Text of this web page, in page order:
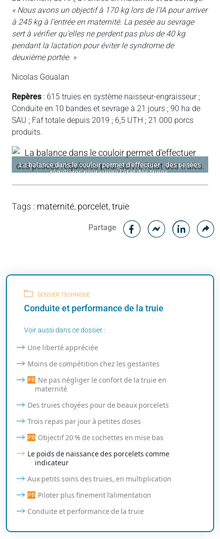
« Nous avons un objectif à 170 kg lors de l’IA pour arriver
à 245 kg à l’entrée en maternité. La pesée au sevrage
sert à vérifier qu’elles ne perdent pas plus de 40 kg
pendant la lactation pour éviter le syndrome de
deuxième portée. »
Nicolas Goualan
Repères: 615 truies en système naisseur-engraisseur ;
Conduite en 10 bandes et sevrage à 21 jours ; 90 ha de
SAU ; Faf totale depuis 2019 ; 6,5 UTH ; 21 000 porcs
produits.
La balance dans le couloir permet d’effectuer des pesées
régulières pour suivre l’état des truies.
Tags : maternité, porcelet,truie
Partage
Facebook
DOSSIER TECHNIQUE
Conduite et performance de la truie
Voir aussi dans ce dossier :
Une liberté appréciée
Moins de compétition chez les gestantes
Ne pas négliger le confort de la truie en
maternité
Des truies choyées pour de beaux porcelets
Trois repas par jour à petites doses
Objectif 20 % de cochettes en mise bas
Le poids de naissance des porcelets comme
indicateur
Aux petits soins des truies, en multiplication
Piloter plus finement l’alimentation
Conduite et performance de la truie